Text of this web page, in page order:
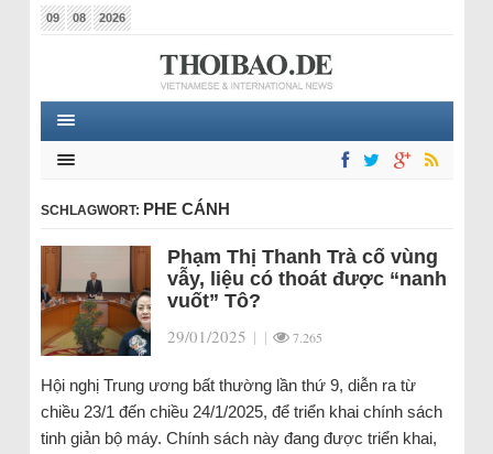
09 08 2026
SCHLAGWORT: PHE CÁNH
Phạm Thị Thanh Trà cố vùng
vẫy, liệu có thoát được “nanh
vuốt” Tô?
29/01/2025 | | 7.265
Hội nghị Trung ương bất thường lần thứ 9, diễn ra từ
chiều 23/1 đến chiều 24/1/2025, để triển khai chính sách
tinh giản bộ máy. Chính sách này đang được triển khai,